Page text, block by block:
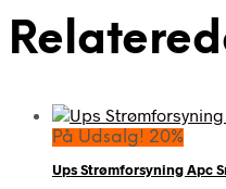
På Udsalg! 20%
Ups Strømforsyning Apc